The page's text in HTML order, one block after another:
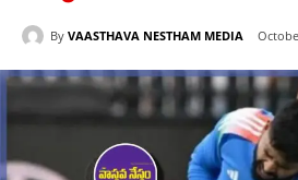
By VAASTHAVA NESTHAM MEDIA